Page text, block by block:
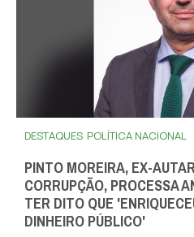
DESTAQUES POLÍTICA NACIONAL
PINTO MOREIRA, EX-
CORRUPÇÃO, PROCESSA
TER DITO QUE
DINHEIRO PÚBLICO'